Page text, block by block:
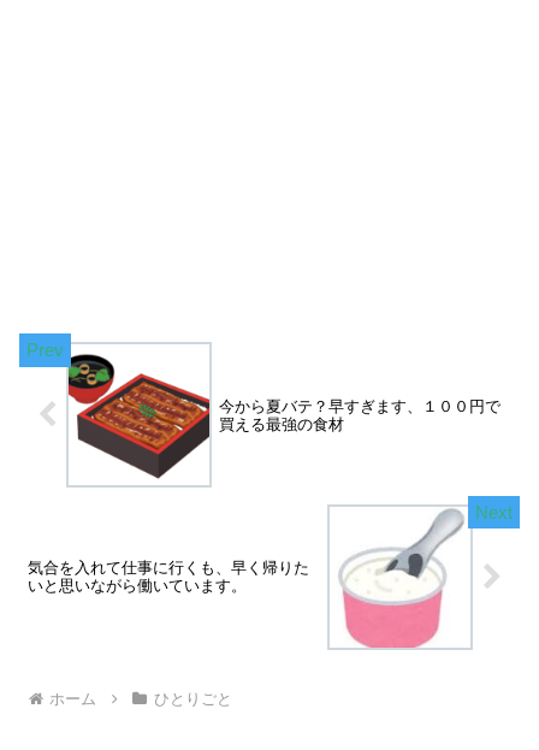
今から夏バテ？早すぎます、１００円で
買える最強の食材
気合を入れて仕事に行くも、早く帰りた
いと思いながら働いています。
ホーム ひとりごと